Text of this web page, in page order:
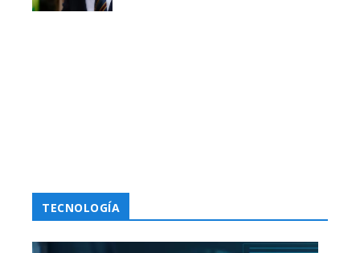
TECNOLOGÍA